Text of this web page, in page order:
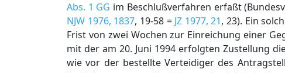
Abs. 1 GG im Beschlußverfahren erfaßt
NJW 1976, 1837, 19-58 = JZ 1977, 21, 23). Ein
Frist von zwei Wochen zur Einreichung einer
mit der am 20. Juni 1994 erfolgten Zustellung
wie vor der bestellte Verteidiger des